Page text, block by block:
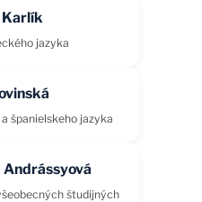
Karlík
jazyka
španielskeho jazyka
študijných